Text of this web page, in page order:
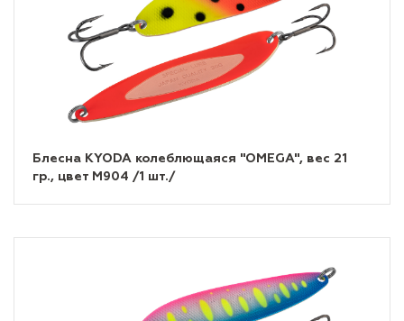
Блесна KYODA колеблющаяся "OMEGA", вес 21
гр., цвет M904 /1 шт./